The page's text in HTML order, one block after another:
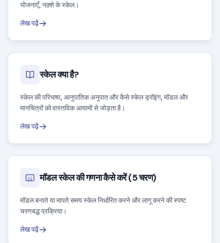
योजनाएँ, नक़्शे के स्केल।
लेख पढ़ें
स्केल क्या है?
स्केल की परिभाषा, आनुपातिक अनुपात और कैसे स्केल ड्रॉइंग, मॉडल और
मानचित्रों को वास्तविक आयामों से जोड़ता है।
लेख पढ़ें
मॉडल स्केल की गणना कैसे करें (5 चरण)
मॉडल बनाते या मापते समय स्केल निर्धारित करने और लागू करने की स्पष्ट
चरणबद्ध प्रक्रिया।
लेख पढ़ें